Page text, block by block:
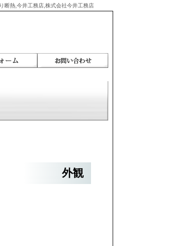
断熱,今井工務店,株式会社今井工務店
外観